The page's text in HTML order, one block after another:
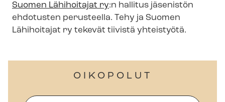
Suomen Lähihoitajat ry:n hallitus jäsenistön
ehdotusten perusteella. Tehy ja Suomen
Lähihoitajat ry tekevät tiivistä yhteistyötä.
OIKOPOLUT